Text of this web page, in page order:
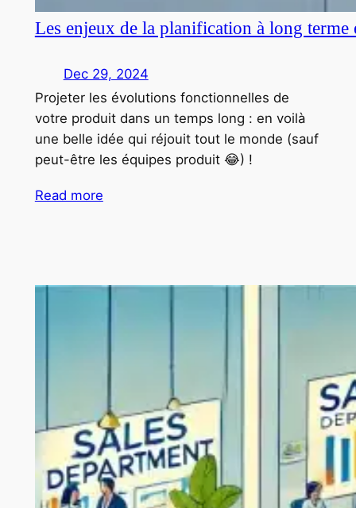
Les enjeux de la planification à long terme
Dec 29, 2024
Projeter les évolutions fonctionnelles de
votre produit dans un temps long : en voilà
une belle idée qui réjouit tout le monde (sauf
peut-être les équipes produit 😂) !
Read more